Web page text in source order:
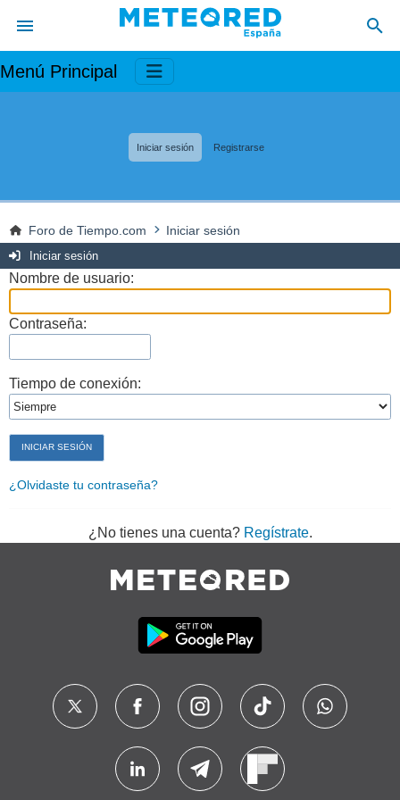
Menú Principal
Iniciar sesión Registrarse
Foro de Tiempo.com Iniciar sesión
Iniciar sesión
Nombre de usuario:
Contraseña:
Tiempo de conexión:
¿Olvidaste tu contraseña?
¿No tienes una cuenta? Regístrate.